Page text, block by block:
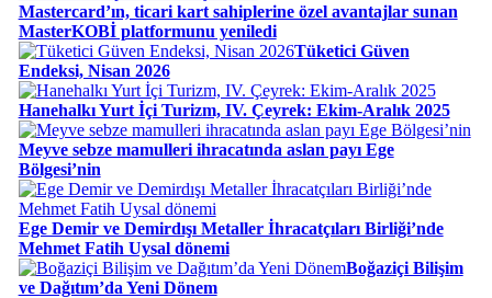
Mastercard’ın, ticari kart sahiplerine özel avantajlar sunan
MasterKOBİ platformunu yeniledi
Tüketici Güven
Endeksi, Nisan 2026
Hanehalkı Yurt İçi Turizm, IV. Çeyrek: Ekim-Aralık 2025
Meyve sebze mamulleri ihracatında aslan payı Ege
Bölgesi’nin
Ege Demir ve Demirdışı Metaller İhracatçıları Birliği’nde
Mehmet Fatih Uysal dönemi
Boğaziçi Bilişim
ve Dağıtım’da Yeni Dönem